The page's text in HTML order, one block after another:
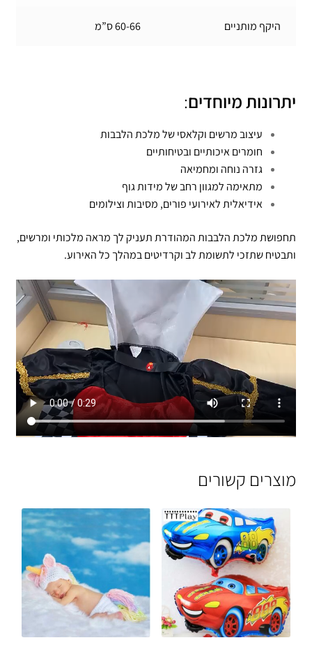
היקף מותניים 60-66 ס”מ
יתרונות מיוחדים:
עיצוב מרשים וקלאסי של מלכת הלבבות
חומרים איכותיים ובטיחותיים
גזרה נוחה ומחמיאה
מתאימה למגוון רחב של מידות גוף
אידיאלית לאירועי פורים, מסיבות וצילומים
תחפושת מלכת הלבבות המהודרת תעניק לך מראה מלכותי ומרשים,
ותבטיח שתזכי לתשומת לב וקרדיטים במהלך כל האירוע.
מוצרים קשורים